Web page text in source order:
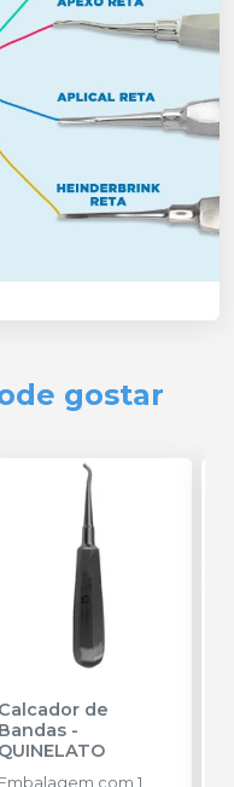
gostar
Calcador de
Bandas-
QUINELATO
Embalagem com 1